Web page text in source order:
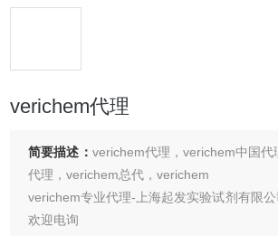
verichem代理
简要描述： verichem代理，verichem中国
代理，verichem总代，verichem
verichem专业代理-上海起发实验试剂有限
欢迎电询